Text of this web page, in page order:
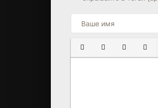
ПОЛУЖИРНЫЙ
КУРСИВ